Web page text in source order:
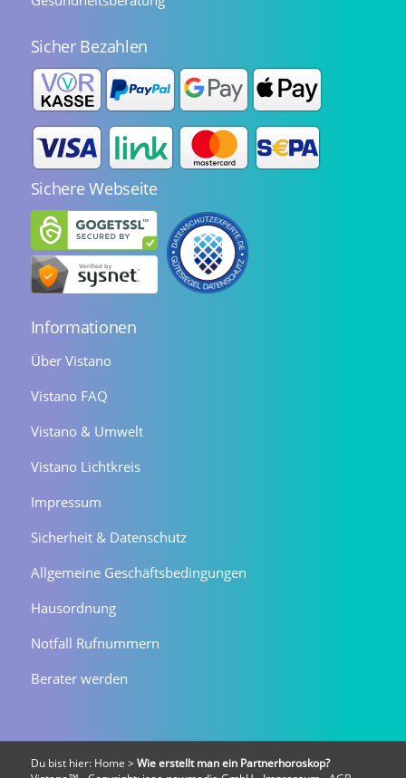
Sicher Bezahlen
Sichere Webseite
Informationen
Über Vistano
Vistano FAQ
Vistano & Umwelt
Vistano Lichtkreis
Impressum
Sicherheit & Datenschutz
Allgemeine Geschäftsbedingungen
Hausordnung
Notfall Rufnummern
Berater werden
Du bist hier: Home > Wie erstellt man ein Partnerhoroskop?